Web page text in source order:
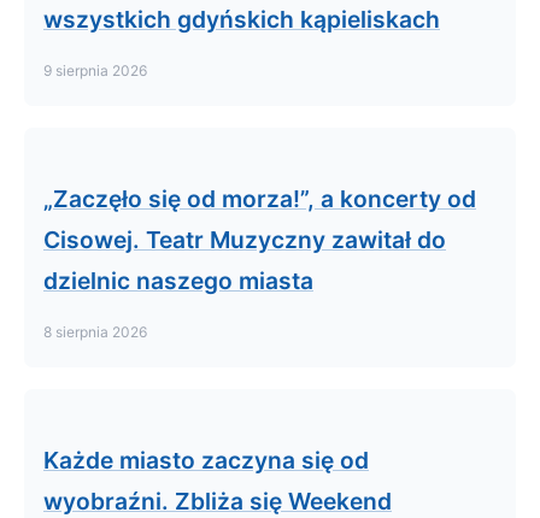
wszystkich gdyńskich kąpieliskach
9 sierpnia 2026
„Zaczęło się od morza!”, a koncerty od
Cisowej. Teatr Muzyczny zawitał do
dzielnic naszego miasta
8 sierpnia 2026
Każde miasto zaczyna się od
wyobraźni. Zbliża się Weekend